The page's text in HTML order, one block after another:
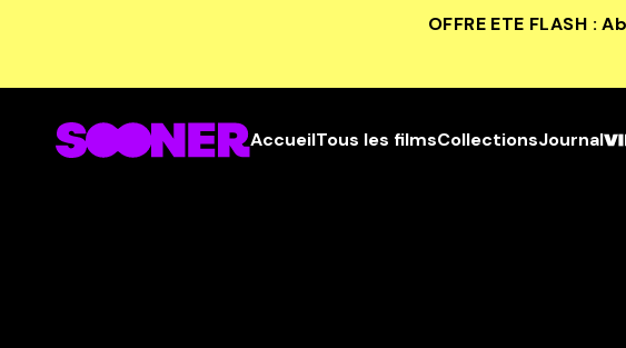
OFFRE ETE FLASH :
AccueilTous les filmsCollectionsJournal